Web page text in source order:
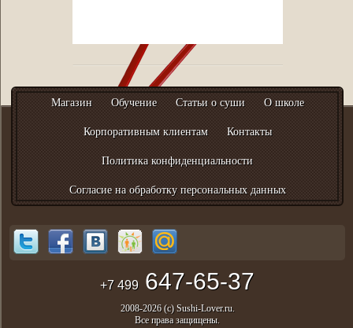
Магазин Обучение Статьи о суши О школе
Корпоративным клиентам Контакты
Политика конфиденциальности
Согласие на обработку персональных данных
+7 499 647-65-37
2008-2026 (с) Sushi-Lover.ru.
Все права защищены.